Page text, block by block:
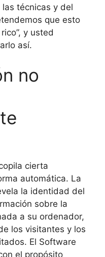
técnicas y del
que esto
y usted
así.
no
cierta
automática. La
la identidad del
sobre la
a su ordenador,
los visitantes y los
El Software
el propósito